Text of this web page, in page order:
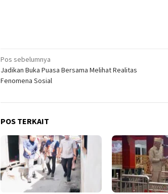
Navigasi
pos
Pos sebelumnya
Jadikan Buka Puasa Bersama Melihat Realitas
Fenomena Sosial
POS TERKAIT